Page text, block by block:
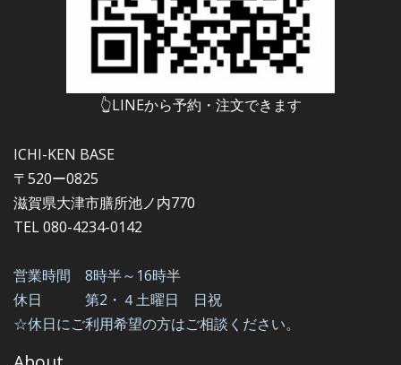
👆LINEから予約・注文できます
ICHI-KEN BASE
〒520ー0825
滋賀県大津市膳所池ノ内770
TEL 080-4234-0142
営業時間 8時半～16時半
休日 第2・４土曜日 日祝
☆休日にご利用希望の方はご相談ください。